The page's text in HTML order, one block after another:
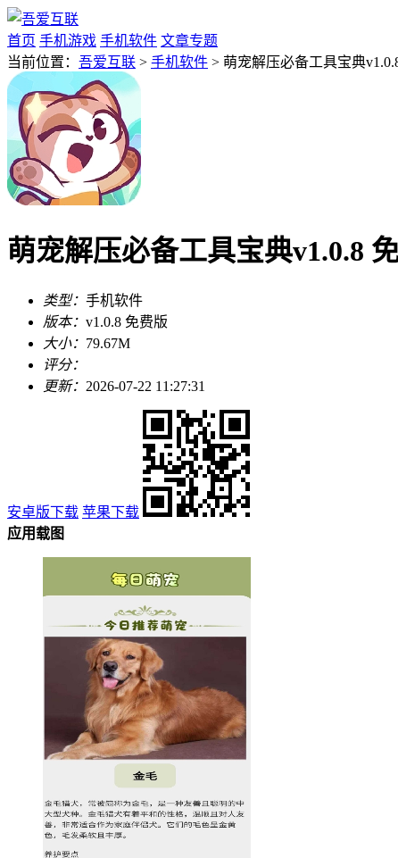
首页 手机游戏 手机软件 文章专题
当前位置： 吾爱互联 > 手机软件 > 萌宠解压必备工具宝典
萌宠解压必备工具宝典v1.0.8
类型： 手机软件
版本： v1.0.8 免费版
大小： 79.67M
评分：
更新： 2026-07-22 11:27:31
安卓版下载 苹果下载
应用载图